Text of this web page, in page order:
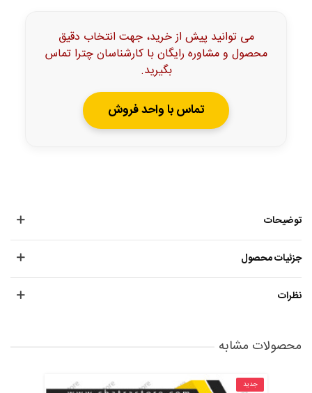
می توانید پیش از خرید، جهت انتخاب دقیق
محصول و مشاوره رایگان با کارشناسان چترا تماس
بگیرید.
تماس با واحد فروش
توضیحات
جزئیات محصول
نظرات
محصولات مشابه
جدید